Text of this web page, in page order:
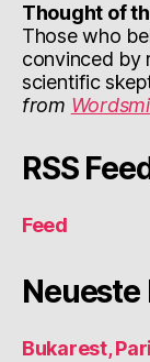
Thought of
Those who
convinced by
scientific
from
RSS
Feed
Bukarest,